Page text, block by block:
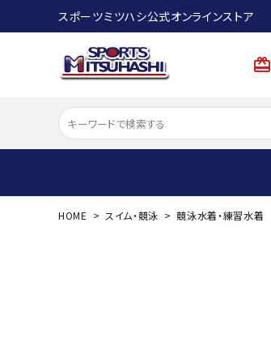
スポーツミツハシ公式オンラインストア
card_giftcard
ACCOUNT MENU
HOME スイム・競泳 競泳水着・練習水着